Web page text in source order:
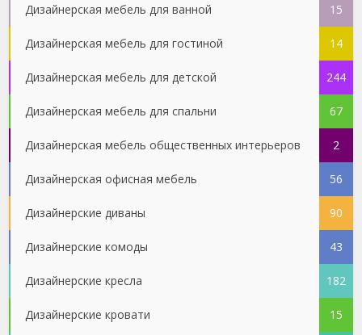
Дизайнерская мебель для ванной 15
Дизайнерская мебель для гостиной 14
Дизайнерская мебель для детской 244
Дизайнерская мебель для спальни 67
Дизайнерская мебель общественных интерьеров 2
Дизайнерская офисная мебель 56
Дизайнерские диваны 90
Дизайнерские комоды 43
Дизайнерские кресла 182
Дизайнерские кровати 15